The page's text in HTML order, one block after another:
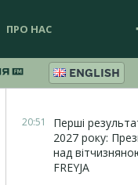
ПРО НАС
ENGLISH
20:51
Перші
2027 року:
над
FREYJA